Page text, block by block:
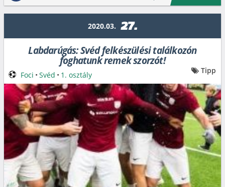
2020.03. 27.
Labdarúgás: Svéd felkészülési találkozón
foghatunk remek szorzót!
Foci • Svéd • 1. osztály Tipp